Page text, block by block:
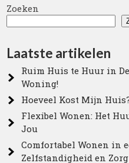
Zoeken
Laatste artikelen
Ruim Huis te Huur in
Woning!
Hoeveel Kost Mijn
Flexibel Wonen: Het
Jou
Comfortabel Wonen in
Zelfstandigheid en